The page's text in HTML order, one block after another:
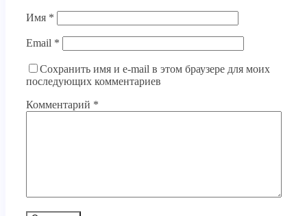
Имя *
Email *
Сохранить имя и e-mail в этом браузере для моих
последующих комментариев
Комментарий *